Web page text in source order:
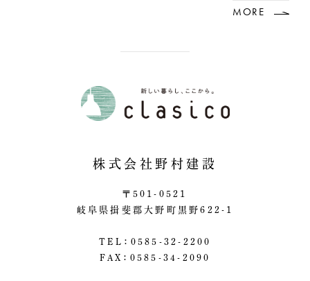
MORE
株式会社野村建設
〒501-0521
岐阜県揖斐郡大野町黒野622-1
TEL：0585-32-2200
FAX：0585-34-2090